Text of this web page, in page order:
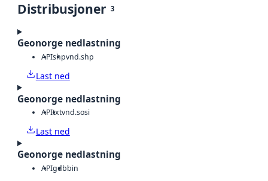
Distribusjoner 3
Geonorge nedlastning
APIshpvnd.shp
Last ned
Geonorge nedlastning
APItxtvnd.sosi
Last ned
Geonorge nedlastning
APIgdbbin